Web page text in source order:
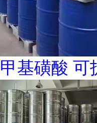
甲基磺酸 可